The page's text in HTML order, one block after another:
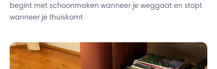
begint met schoonmaken wanneer je weggaat en stopt
wanneer je thuiskomt